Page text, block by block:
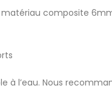
composite
à l’eau. Nous